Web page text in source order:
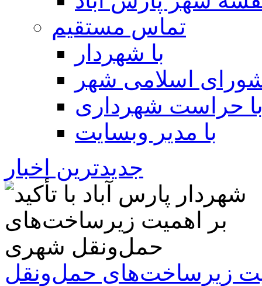
تماس مستقیم
با شهردار
اسلامی شهر
حراست شهرداری
با مدیر وبسایت
جدیدترین اخبار
زیرساخت‌های حمل‌ونقل